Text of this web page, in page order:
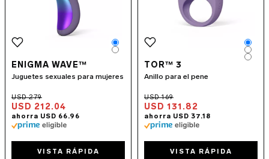
ENIGMA WAVE™
Juguetes sexuales para mujeres
USD 212.04
Color
Color
VISTA RÁPIDA
TOR™ 3
Anillo para el pene
USD 131.82
VISTA RÁPIDA